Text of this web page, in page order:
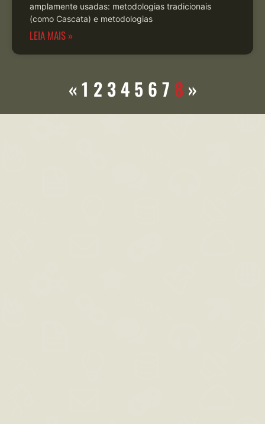
amplamente usadas: metodologias tradicionais
(como Cascata) e metodologias
LEIA MAIS »
« 1 2 34 5 6 7 8 »